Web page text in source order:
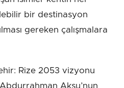
bir destinasyon
gereken çalışmalara
Rize 2053 vizyonu
Aksu’nun